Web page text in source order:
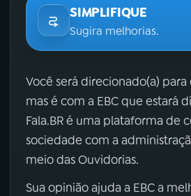
SIMPLIFIQUE
Sugira melhorias.
Você será direcionado(a) para
mas é com a EBC que estará
Fala.BR é uma plataforma de
sociedade com a
meio das Ouvidorias.
Sua opinião ajuda a EBC a